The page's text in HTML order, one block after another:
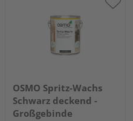
OSMO Spritz-Wachs
Schwarz deckend -
Großgebinde